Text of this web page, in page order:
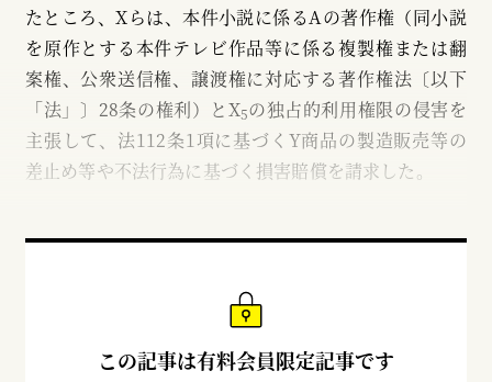
たところ、Xらは、本件小説に係るAの著作権（同小説
を原作とする本件テレビ作品等に係る複製権または翻
案権、公衆送信権、譲渡権に対応する著作権法〔以下
「法」〕28条の権利）とX5の独占的利用権限の侵害を
主張して、法112条1項に基づくY商品の製造販売等の
差止め等や不法行為に基づく損害賠償を請求した。
この記事は有料会員限定記事です